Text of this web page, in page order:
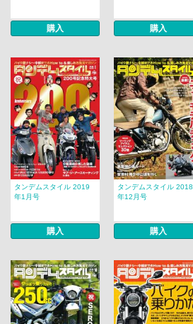
購入 購入
タンデムスタイル 2019
年1月号
購入
タンデムスタイル 2018
年12月号
購入